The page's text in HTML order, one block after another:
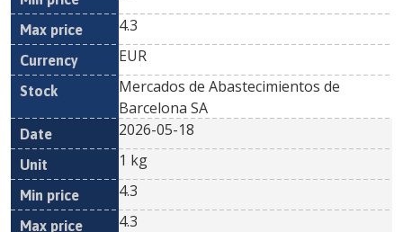
4.3
EUR
Mercados de Abastecimientos de
Barcelona SA
2026-05-18
1 kg
4.3
4.3